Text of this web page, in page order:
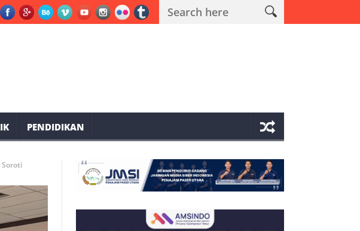
Harahap Selama Operasi Antik Mahakam 2026 Polres PPU Ungkap 19 Kasus Narkoba
PENDIDIKAN
Soroti